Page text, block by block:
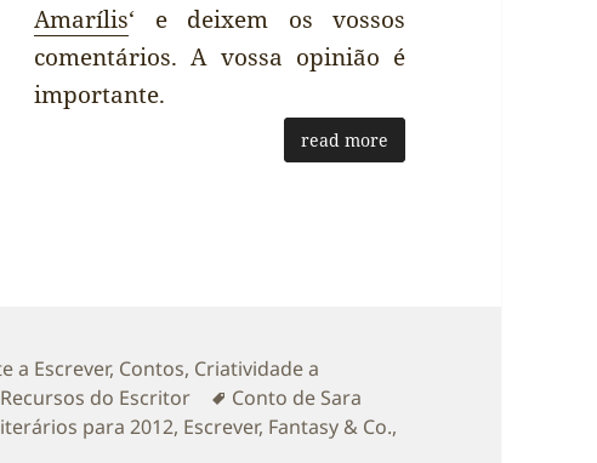
Amarílis‘ e deixem os vossos
comentários. A vossa opinião é
importante.
read more
a Escrever, Contos, Criatividade a
Recursos do Escritor Etiquetas
Conto de Sara
para 2012, Escrever, Fantasy & Co.,